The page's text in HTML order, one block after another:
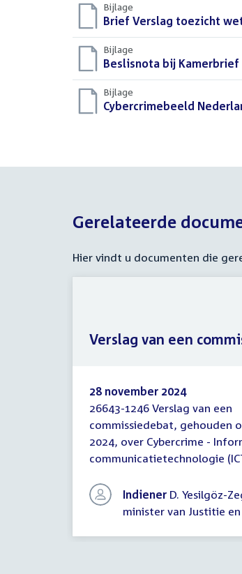
Bijlage
Download
bestand:
Brief Verslag toezicht
Bijlage
Download
bestand:
Beslisnota bij
Bijlage
Download
Cybercrimebeeld
Gerelateerde
Hier vindt u documenten die
Verslag
van
een
commissiedebat
28 november 2024
26643-1246 Verslag van een
commissiedebat, gehouden
2024, over Cybercrime -
communicatietechnologie
Indiener D. Yesilgöz-
minister van Justitie
Verslag van een